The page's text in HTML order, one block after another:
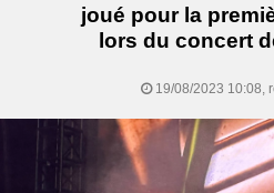
joué pour la
lors du concert
19/08/2023 10:08,